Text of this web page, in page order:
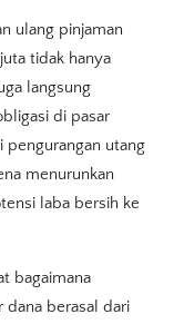
ulang pinjaman
tidak hanya
langsung
di pasar
pengurangan utang
menurunkan
laba bersih ke
bagaimana
dana berasal dari